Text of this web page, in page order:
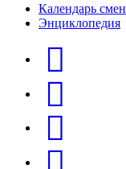
Календарь смен
Энциклопедия